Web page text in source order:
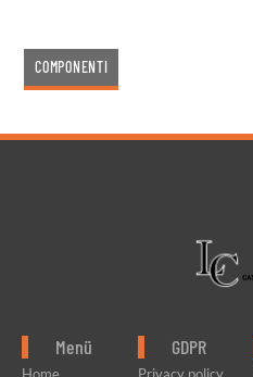
COMPONENTI
Menü GDPR